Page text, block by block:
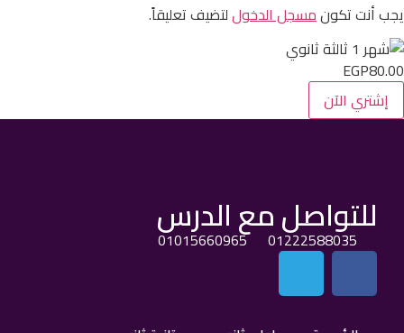
يجب أنت تكونمسجل الدخوللتضيف تعليقاً.
EGP80.00
إشتري الآن
للتواصل مع الدرس
01222588035
01015660965